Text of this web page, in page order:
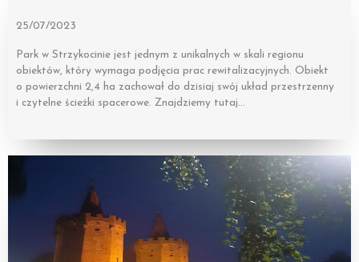
25/07/2023
Park w Strzykocinie jest jednym z unikalnych w skali regionu
obiektów, który wymaga podjęcia prac rewitalizacyjnych. Obiekt
o powierzchni 2,4 ha zachował do dzisiaj swój układ przestrzenny
i czytelne ścieżki spacerowe. Znajdziemy tutaj…